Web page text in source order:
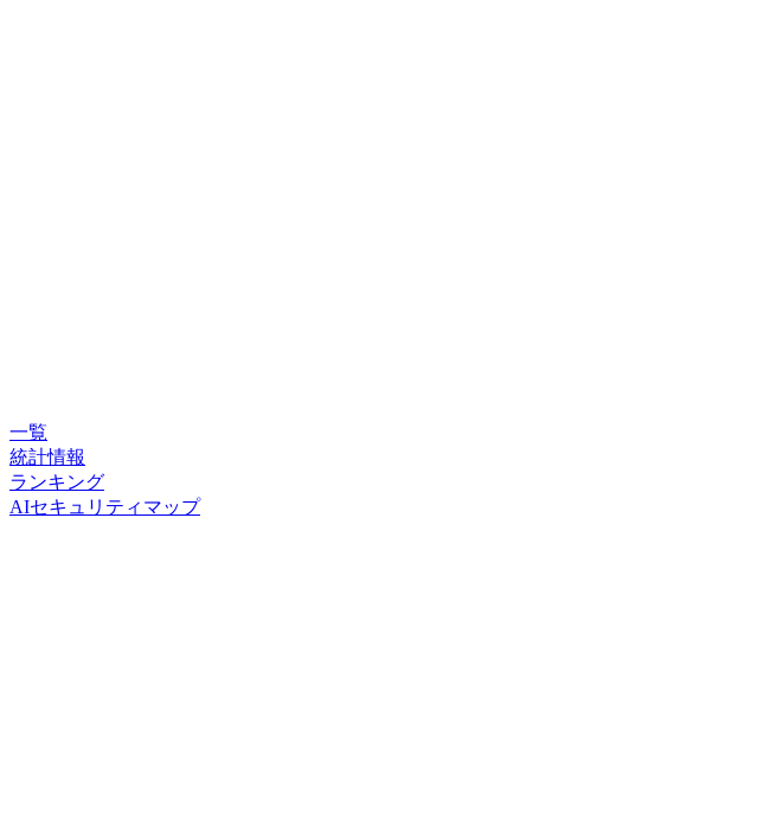
一覧
統計情報
ランキング
AIセキュリティマップ